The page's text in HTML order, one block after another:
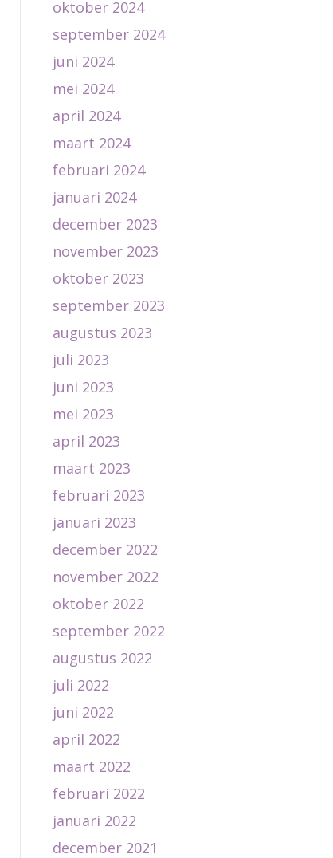
oktober 2024
september 2024
juni 2024
mei 2024
april 2024
maart 2024
februari 2024
januari 2024
december 2023
november 2023
oktober 2023
september 2023
augustus 2023
juli 2023
juni 2023
mei 2023
april 2023
maart 2023
februari 2023
januari 2023
december 2022
november 2022
oktober 2022
september 2022
augustus 2022
juli 2022
juni 2022
april 2022
maart 2022
februari 2022
januari 2022
december 2021